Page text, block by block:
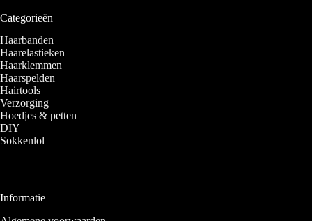
Categorieën
Haarbanden
Haarelastieken
Haarklemmen
Haarspelden
Hairtools
Verzorging
Hoedjes & petten
DIY
Sokkenlol
Informatie